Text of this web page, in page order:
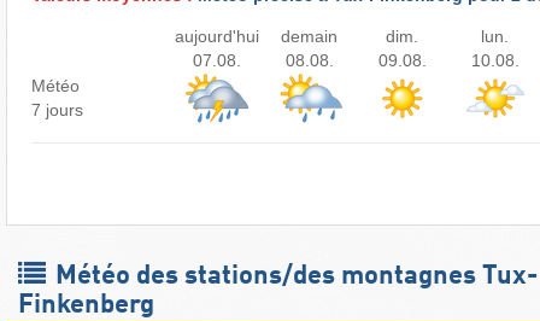
aujourd'hui
07.08.
demain
08.08.
dim.
09.08.
lun.
10.08.
Météo
7 jours
Météo des stations/des montagnes Tux-
Finkenberg